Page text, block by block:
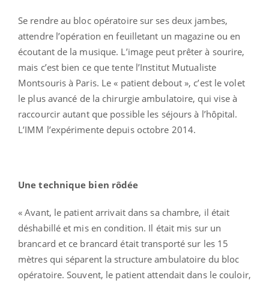
Se rendre au bloc opératoire sur ses deux jambes,
attendre l’opération en feuilletant un magazine ou en
écoutant de la musique. L’image peut prêter à sourire,
mais c’est bien ce que tente l’Institut Mutualiste
Montsouris à Paris. Le « patient debout », c’est le volet
le plus avancé de la chirurgie ambulatoire, qui vise à
raccourcir autant que possible les séjours à l’hôpital.
L’IMM l’expérimente depuis octobre 2014.
Une technique bien rôdée
« Avant, le patient arrivait dans sa chambre, il était
déshabillé et mis en condition. Il était mis sur un
brancard et ce brancard était transporté sur les 15
mètres qui séparent la structure ambulatoire du bloc
opératoire. Souvent, le patient attendait dans le couloir,